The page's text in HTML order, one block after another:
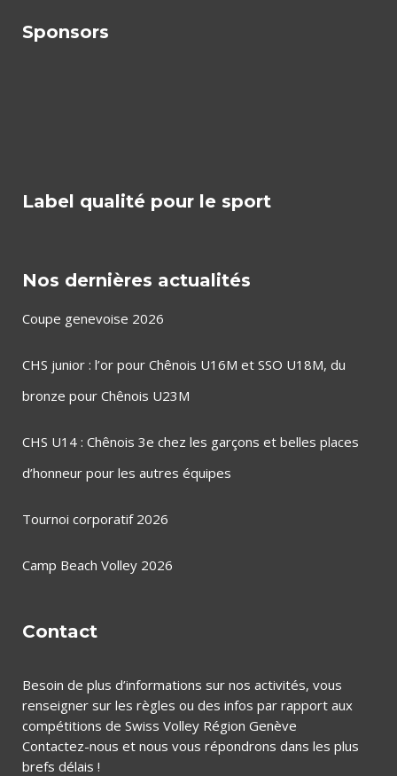
Sponsors
Label qualité pour le sport
Nos dernières actualités
Coupe genevoise 2026
CHS junior : l’or pour Chênois U16M et SSO U18M, du
bronze pour Chênois U23M
CHS U14 : Chênois 3e chez les garçons et belles places
d’honneur pour les autres équipes
Tournoi corporatif 2026
Camp Beach Volley 2026
Contact
Besoin de plus d’informations sur nos activités, vous
renseigner sur les règles ou des infos par rapport aux
compétitions de Swiss Volley Région Genève
Contactez-nous et nous vous répondrons dans les plus
brefs délais !